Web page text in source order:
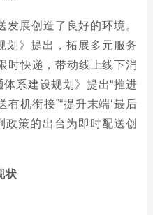
展创造了良好的环境。
划》提出，拓展多元服务
时快递，带动线上线下消
体系建设规划》提出“推进
机衔接”“提升末端‘最后
政策的出台为即时配送创
状